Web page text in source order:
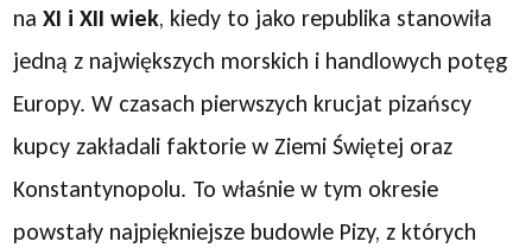
naXI i XII wiek, kiedy to jako republika stanowiła
jedną z największych morskich i handlowych potęg
Europy. W czasach pierwszych krucjat pizańscy
kupcy zakładali faktorie w Ziemi Świętej oraz
Konstantynopolu. To właśnie w tym okresie
powstały najpiękniejsze budowle Pizy, z których